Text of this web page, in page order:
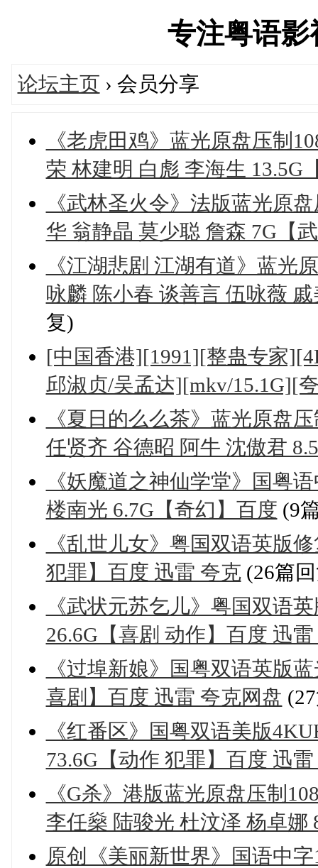
专注粤语
论坛主页 › 会员分享
《老虎田鸡》蓝光原盘压制
荣 林建明 白彪 李海生 13.5G
《武林圣火令》法版蓝光原
华 翁静晶 莫少聪 詹森 7G【
《江湖悲剧 江湖有道》蓝光
咏麟 陈小春 谈善言 伍咏薇
复)
[中国香港][1991][整蛊专家
邱淑贞/吴孟达][mkv/15.1G][
《夏日的么么茶》蓝光原盘
任贤齐 谷德昭 阿牛 沈傲君
《妖魔道之神仙学堂》国粤
楼南光 6.7G【奇幻】百度 (9
《乱世儿女》粤国双语英版
犯罪】百度 迅雷 夸克(26篇
《武状元苏乞儿》粤国双语
26.6G【喜剧 动作】百度 迅
《过埠新娘》国粤双语英版
喜剧】百度 迅雷 夸克网盘
《红番区》国粤双语美版
73.6G【动作 犯罪】百度 迅
《G杀》港版蓝光原盘压制
李任燊 陆骏光 杜汶泽 杨卓娜
原创《美丽新世界》国语中